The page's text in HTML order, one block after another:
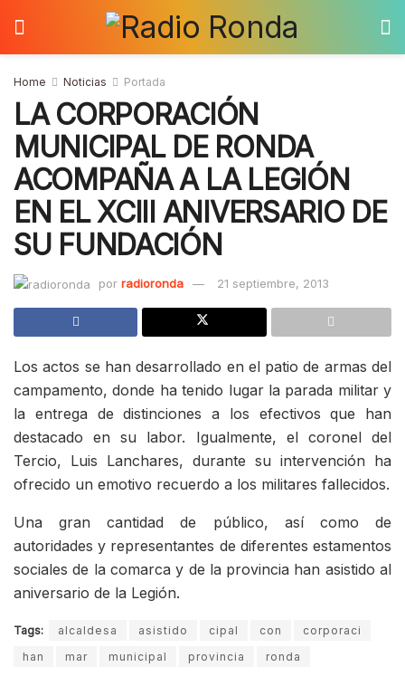
Home Noticias Portada
LA CORPORACIÓN
MUNICIPAL DE RONDA
ACOMPAÑA A LA LEGIÓN
EN EL XCIII ANIVERSARIO DE
SU FUNDACIÓN
por radioronda 21 septiembre, 2013
Los actos se han desarrollado en el patio de armas del
campamento, donde ha tenido lugar la parada militar y
la entrega de distinciones a los efectivos que han
destacado en su labor. Igualmente, el coronel del
Tercio, Luis Lanchares, durante su intervención ha
ofrecido un emotivo recuerdo a los militares fallecidos.
Una gran cantidad de público, así como de
autoridades y representantes de diferentes estamentos
sociales de la comarca y de la provincia han asistido al
aniversario de la Legión.
Tags: alcaldesa asistido cipal con
corporaci
han
mar municipal provincia ronda